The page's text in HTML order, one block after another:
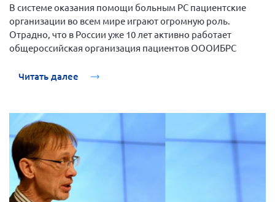
Самарская область СОРС
Самарская область ПРИЗМА
Самарская область СГОРС
Свердловская область
Ставропольский край
Сахалинская область
Томская область
Тульская область
Ульяновская область
В системе оказания помощи больным РС пациентские
организации во всем мире играют огромную роль.
Отрадно, что в России уже 10 лет активно работает
общероссийская организация пациентов ОООИБРС
Читать далее